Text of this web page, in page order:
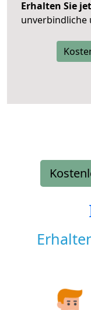
Erhalten Sie
unverbindliche